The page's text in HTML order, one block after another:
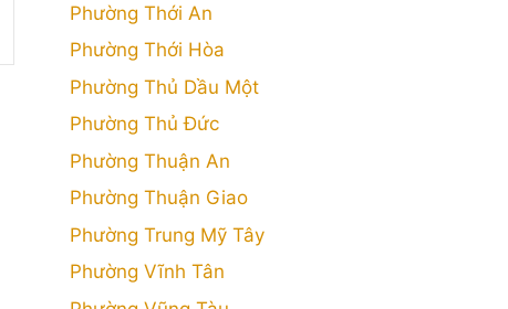
Phường Thới An
Phường Thới Hòa
Phường Thủ Dầu Một
Phường Thủ Đức
Phường Thuận An
Phường Thuận Giao
Phường Trung Mỹ Tây
Phường Vĩnh Tân